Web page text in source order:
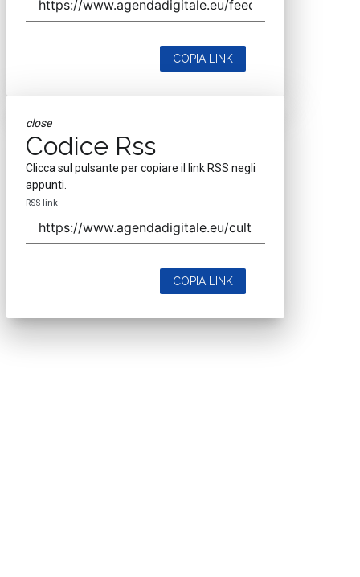
COPIA LINK
close
Codice Rss
Clicca sul pulsante per copiare il link RSS negli
appunti.
RSS link
COPIA LINK